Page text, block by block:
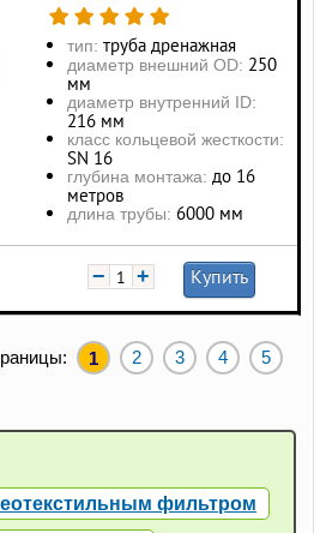
тип: труба дренажная
диаметр внешний OD: 250
мм
диаметр внутренний ID:
216 мм
класс кольцевой жесткости:
SN 16
глубина монтажа: до 16
метров
длина трубы: 6000 мм
− + Купить
1 2 3 4 5
фильтром